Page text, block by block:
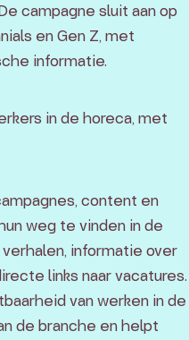
campagne sluit aan op
en Gen Z, met
informatie.
in de horeca, met
content en
weg te vinden in de
informatie over
links naar vacatures.
van werken in de
de branche en helpt